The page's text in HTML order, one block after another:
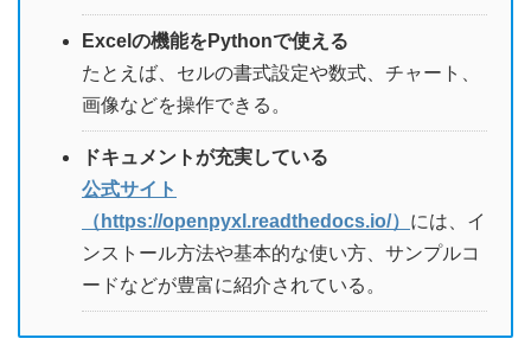
Excelの機能をPythonで使える
たとえば、セルの書式設定や数式、チャート、
画像などを操作できる。
ドキュメントが充実している
公式サイト
（https://openpyxl.readthedocs.io/） には、イ
ンストール方法や基本的な使い方、サンプルコ
ードなどが豊富に紹介されている。